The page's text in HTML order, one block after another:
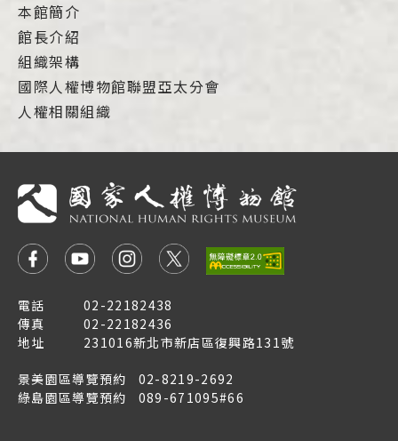
本館簡介
館長介紹
組織架構
國際人權博物館聯盟亞太分會
人權相關組織
電話
02-22182438
傳真
02-22182436
地址
231016新北市新店區復興路131號
景美園區導覽預約
02-8219-2692
綠島園區導覽預約
089-671095#66